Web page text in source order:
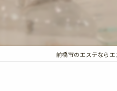
前橋市のエステなら